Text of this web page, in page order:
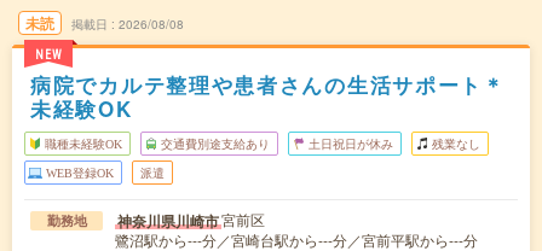
未読
NEW
掲載日 2026/08/08
病院でカルテ整理や患者さんの生活サポート＊
未経験OK
職種未経験OK 交通費別途支給あり 土日祝日が休み 残業なし
WEB登録OK 派遣
勤務地 神奈川県川崎市宮前区
鷺沼駅から---分／宮崎台駅から---分／宮前平駅から---分